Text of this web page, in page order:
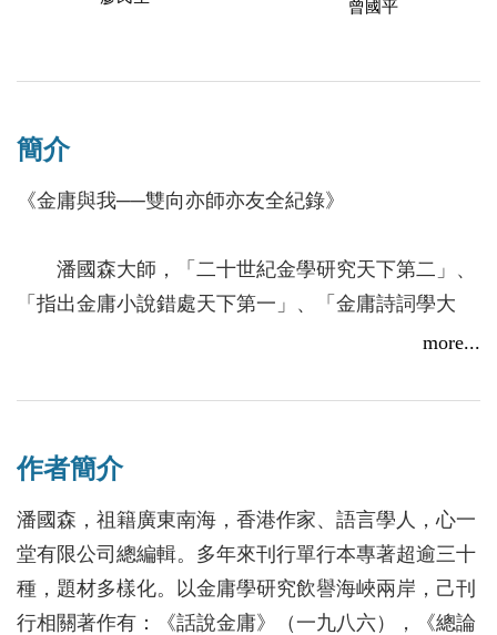
曾國平
簡介
《金庸與我──雙向亦師亦友全紀錄》
潘國森大師，「二十世紀金學研究天下第二」、
「指出金庸小說錯處天下第一」、「金庸詩詞學大
家」、「金庸學研究考證派先驅」，娓娓道來與金庸
得年九十有五，福壽全歸。
先生是二十世紀中國最偉大的小說家，我們有幸
遇上這樣劃時代出類拔萃的文士，或可以說是當代浙
江人、海寧人的光榮。先生以香港作為他安身立命的
第二家鄉，也可以說是當代香港人的光榮。
more...
作者簡介
潘國森，祖籍廣東南海，香港作家、語言學人，心一
堂有限公司總編輯。多年來刊行單行本專著超逾三十
種，題材多樣化。以金庸學研究飲譽海峽兩岸，己刊
行相關著作有：《話說金庸》（一九八六），《總論